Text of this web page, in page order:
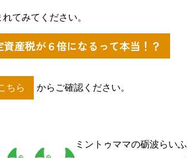
てみてください。
産税が６倍になるって本当！？
ちら からご確認ください。
ミントゥママの砺波らいふ